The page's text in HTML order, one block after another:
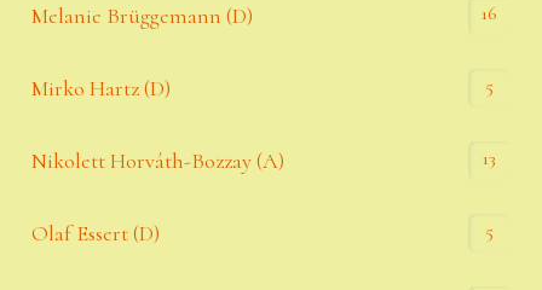
Melanie Brüggemann (D) 16
Mirko Hartz (D) 5
Nikolett Horváth-Bozzay (A) 13
Olaf Essert (D) 5